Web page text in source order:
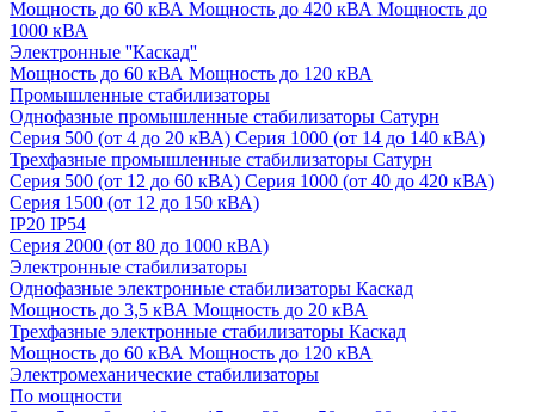
Мощность до 60 кВА Мощность до 420 кВА Мощность до
1000 кВА
Электронные ''Каскад''
Мощность до 60 кВА Мощность до 120 кВА
Промышленные стабилизаторы
Однофазные промышленные стабилизаторы Сатурн
Серия 500 (от 4 до 20 кВА) Серия 1000 (от 14 до 140 кВА)
Трехфазные промышленные стабилизаторы Сатурн
Cерия 500 (от 12 до 60 кВА) Серия 1000 (от 40 до 420 кВА)
Серия 1500 (от 12 до 150 кВА)
IP20 IP54
Серия 2000 (от 80 до 1000 кВА)
Электронные стабилизаторы
Однофазные электронные стабилизаторы Каскад
Мощность до 3,5 кВА Мощность до 20 кВА
Трехфазные электронные стабилизаторы Каскад
Мощность до 60 кВА Мощность до 120 кВА
Электромеханические стабилизаторы
По мощности